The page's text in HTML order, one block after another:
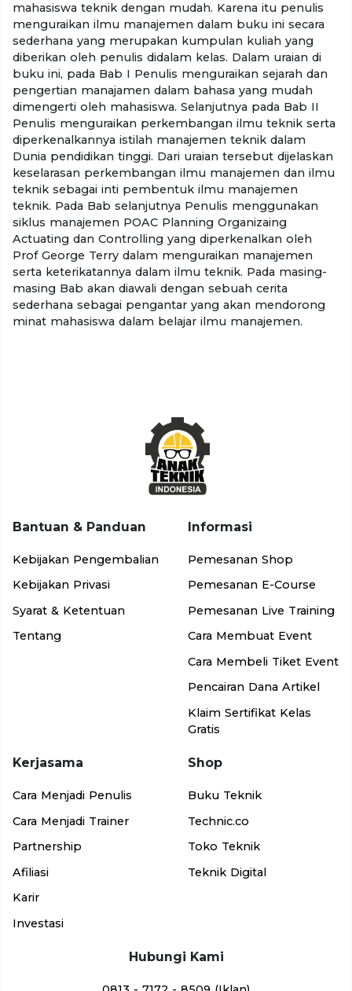
mahasiswa teknik dengan mudah. Karena itu penulis
menguraikan ilmu manajemen dalam buku ini secara
sederhana yang merupakan kumpulan kuliah yang
diberikan oleh penulis didalam kelas. Dalam uraian di
buku ini, pada Bab I Penulis menguraikan sejarah dan
pengertian manajamen dalam bahasa yang mudah
dimengerti oleh mahasiswa. Selanjutnya pada Bab II
Penulis menguraikan perkembangan ilmu teknik serta
diperkenalkannya istilah manajemen teknik dalam
Dunia pendidikan tinggi. Dari uraian tersebut dijelaskan
keselarasan perkembangan ilmu manajemen dan ilmu
teknik sebagai inti pembentuk ilmu manajemen
teknik. Pada Bab selanjutnya Penulis menggunakan
siklus manajemen POAC Planning Organizaing
Actuating dan Controlling yang diperkenalkan oleh
Prof George Terry dalam menguraikan manajemen
serta keterikatannya dalam ilmu teknik. Pada masing-
masing Bab akan diawali dengan sebuah cerita
sederhana sebagai pengantar yang akan mendorong
minat mahasiswa dalam belajar ilmu manajemen.
Bantuan & Panduan
Kebijakan Pengembalian
Kebijakan Privasi
Syarat & Ketentuan
Tentang
Informasi
Pemesanan Shop
Pemesanan E-Course
Pemesanan Live Training
Cara Membuat Event
Cara Membeli Tiket Event
Pencairan Dana Artikel
Klaim Sertifikat Kelas
Gratis
Kerjasama
Cara Menjadi Penulis
Cara Menjadi Trainer
Partnership
Afiliasi
Karir
Investasi
Shop
Buku Teknik
Technic.co
Toko Teknik
Teknik Digital
Hubungi Kami